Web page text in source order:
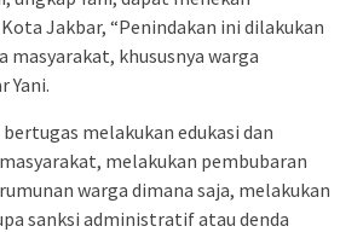
Jakbar, “Penindakan ini dilakukan
masyarakat, khususnya warga
Yani.
melakukan edukasi dan
melakukan pembubaran
warga dimana saja, melakukan
sanksi administratif atau denda